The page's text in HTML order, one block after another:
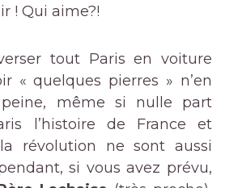
! Qui aime?!
tout Paris en voiture
« quelques pierres » n’en
même si nulle part
l’histoire de France et
révolution ne sont aussi
si vous avez prévu,